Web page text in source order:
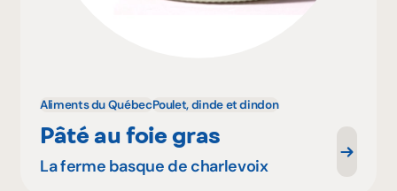
Aliments du QuébecPoulet, dinde et dindon
Pâté au foie gras
La ferme basque de charlevoix